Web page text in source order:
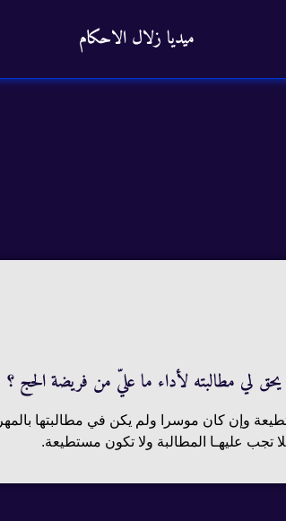
ميديا زلال الاحكام
لي مطالبته لأداء ما عليّ من فريضة الحج ؟
وإن كان موسرا ولم يكن في مطالبتها بالمهر
تجب عليهـا المطالبة ولا تكون مستطيعة.